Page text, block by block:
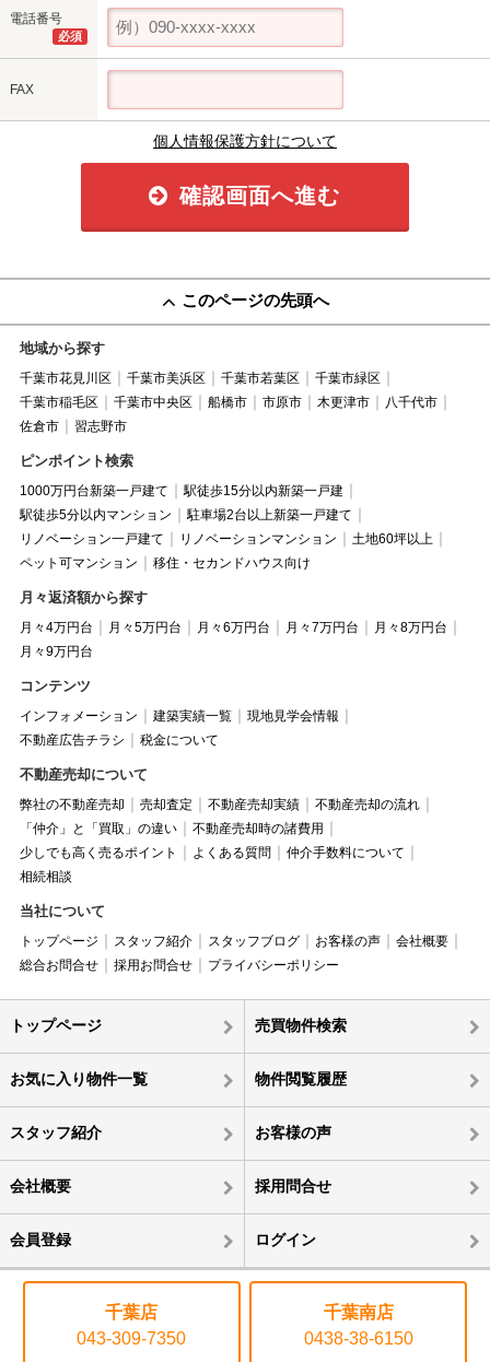
電話番号
必須
FAX
個人情報保護方針について
確認画面へ進む
このページの先頭へ
地域から探す
千葉市花見川区 千葉市美浜区 千葉市若葉区
千葉市緑区
千葉市稲毛区
千葉市中央区 船橋市 市原市 木更津市
八千代市
佐倉市
習志野市
ピンポイント検索
1000万円台新築一戸建て
駅徒歩15分以内新築一戸建
駅徒歩5分以内マンション
駐車場2台以上新築一戸建て
リノベーション一戸建て
リノベーションマンション
土地60坪以上
ペット可マンション
移住・セカンドハウス向け
月々返済額から探す
月々4万円台 月々5万円台 月々6万円台 月々7万円台
月々8万円台
月々9万円台
コンテンツ
インフォメーション 建築実績一覧
現地見学会情報
不動産広告チラシ
税金について
不動産売却について
弊社の不動産売却 売却査定 不動産売却実績
不動産売却の流れ
「仲介」と「買取」の違い
不動産売却時の諸費用
少しでも高く売るポイント
よくある質問
仲介手数料について
相続相談
当社について
トップページ スタッフ紹介 スタッフブログ お客様の声
会社概要
総合お問合せ
採用お問合せ プライバシーポリシー
トップページ 売買物件検索
お気に入り物件一覧 物件閲覧履歴
スタッフ紹介 お客様の声
会社概要 採用問合せ
会員登録 ログイン
千葉店
043-309-7350
千葉南店
0438-38-6150